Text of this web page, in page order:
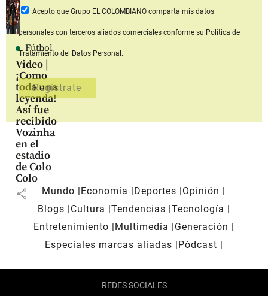
Fútbol
Video |
¡Como
toda una
leyenda!
Así fue
recibido
Vozinha
en el
estadio
de Colo
Colo
share
Acepto que Grupo EL COLOMBIANOcomparta mis datos
personales con terceros aliados comerciales conforme su Política de
Tratamiento del Datos Personal.
Mundo Economía Deportes
Opinión
Blogs
Cultura Tendencias Tecnología
Entretenimiento
Multimedia
Generación
Especiales marcas aliadas
Pódcast
REDES SOCIALES